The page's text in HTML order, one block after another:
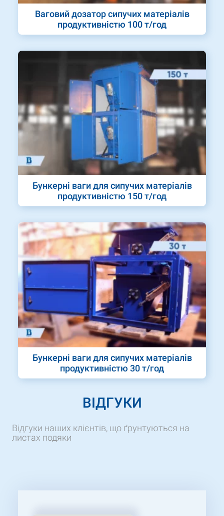
Ваговий дозатор сипучих матеріалів
продуктивністю 100 т/год
Бункерні ваги для сипучих матеріалів
продуктивністю 150 т/год
Бункерні ваги для сипучих матеріалів
продуктивністю 30 т/год
ВІДГУКИ
Відгуки наших клієнтів, що ґрунтуються на
листах подяки